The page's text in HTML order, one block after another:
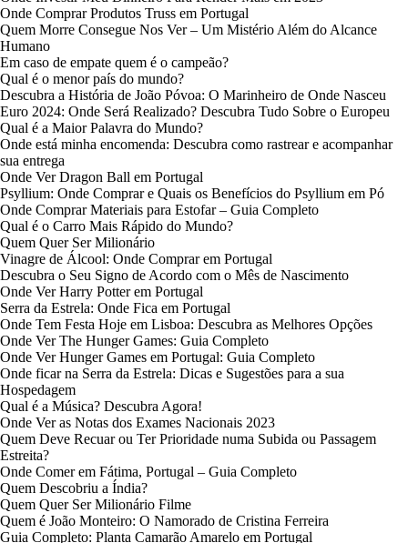
Onde Comprar Produtos Truss em Portugal
Quem Morre Consegue Nos Ver – Um Mistério Além do Alcance
Humano
Em caso de empate quem é o campeão?
Qual é o menor país do mundo?
Descubra a História de João Póvoa: O Marinheiro de Onde Nasceu
Euro 2024: Onde Será Realizado? Descubra Tudo Sobre o Europeu
Qual é a Maior Palavra do Mundo?
Onde está minha encomenda: Descubra como rastrear e acompanhar
sua entrega
Onde Ver Dragon Ball em Portugal
Psyllium: Onde Comprar e Quais os Benefícios do Psyllium em Pó
Onde Comprar Materiais para Estofar – Guia Completo
Qual é o Carro Mais Rápido do Mundo?
Quem Quer Ser Milionário
Vinagre de Álcool: Onde Comprar em Portugal
Descubra o Seu Signo de Acordo com o Mês de Nascimento
Onde Ver Harry Potter em Portugal
Serra da Estrela: Onde Fica em Portugal
Onde Tem Festa Hoje em Lisboa: Descubra as Melhores Opções
Onde Ver The Hunger Games: Guia Completo
Onde Ver Hunger Games em Portugal: Guia Completo
Onde ficar na Serra da Estrela: Dicas e Sugestões para a sua
Hospedagem
Qual é a Música? Descubra Agora!
Onde Ver as Notas dos Exames Nacionais 2023
Quem Deve Recuar ou Ter Prioridade numa Subida ou Passagem
Estreita?
Onde Comer em Fátima, Portugal – Guia Completo
Quem Descobriu a Índia?
Quem Quer Ser Milionário Filme
Quem é João Monteiro: O Namorado de Cristina Ferreira
Guia Completo: Planta Camarão Amarelo em Portugal